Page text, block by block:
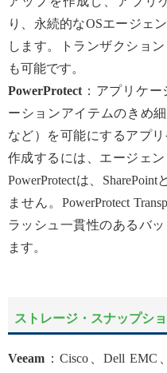
り、永続的なOSエージェ
します。トランザクショ
も可能です。
PowerProtect ：アプリケ
ーションアイテムのきめ
など）を可能にするアプ
作成するには、エージェ
PowerProtectは、
ません。PowerProtect
ラッシュ一貫性のあるバ
ます。
ストレージ・スナップシ
Veeam ：Cisco、Dell